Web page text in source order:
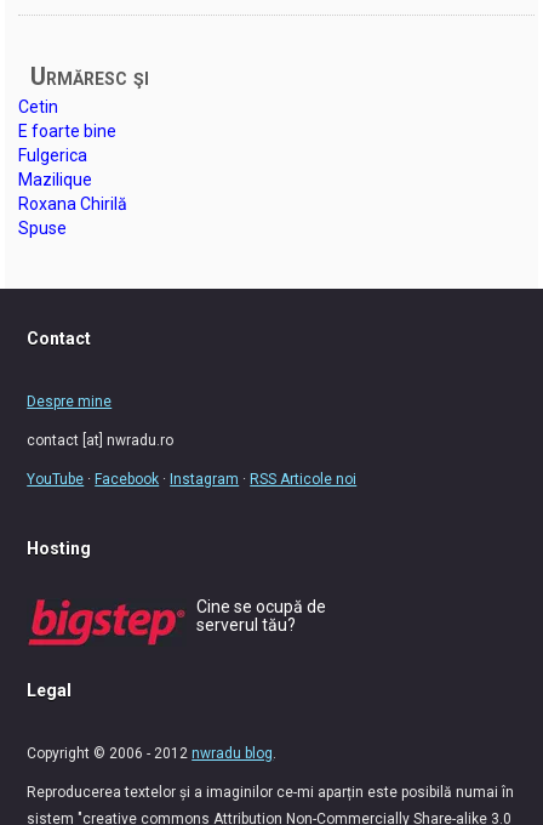
Urmăresc şi
Cetin
E foarte bine
Fulgerica
Mazilique
Roxana Chirilă
Spuse
Contact
Despre mine
contact [at] nwradu.ro
YouTube ·Facebook ·Instagram ·RSS Articole noi
Hosting
Cine se ocupă de
serverul tău?
Legal
Copyright © 2006 - 2012nwradu blog
Reproducerea textelor și a imaginilor ce-mi aparțin este posibilă numai în
sistem "creative commons Attribution Non-Commercially Share-alike 3.0